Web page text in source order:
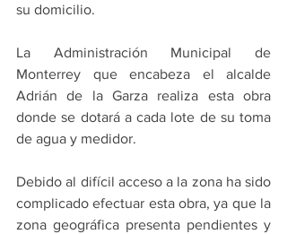
su domicilio.
La Administración Municipal de
Monterrey que encabeza el alcalde
Adrián de la Garza realiza esta obra
donde se dotará a cada lote de su toma
de agua y medidor.
Debido al difícil acceso a la zona ha sido
complicado efectuar esta obra, ya que la
zona geográfica presenta pendientes y